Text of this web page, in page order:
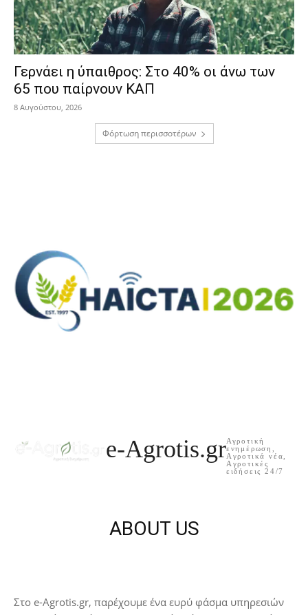
Γερνάει η ύπαιθρος: Στο 40% οι άνω των
65 που παίρνουν ΚΑΠ
8 Αυγούστου, 2026
Φόρτωση περισσοτέρων
e-Agrotis.grΑγροτική
ενημέρωση,
Aγροτικά νέα,
Aγροτικές
ειδήσεις 24/7
ABOUT US
Στο e-Agrotis.gr, παρέχουμε ένα ευρύ φάσμα υπηρεσιών